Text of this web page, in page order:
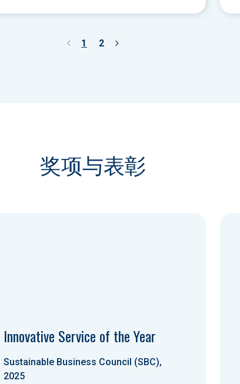
1 2
奖项与表彰
Innovative Service of the Year
Sustainable Business Council (SBC),
2025